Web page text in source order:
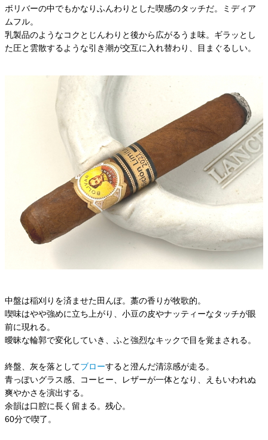
ボリバーの中でもかなりふんわりとした喫感のタッチだ。ミディア
ムフル。
乳製品のようなコクとじんわりと後から広がるうま味。ギラッとし
た圧と雲散するような引き潮が交互に入れ替わり、目まぐるしい。
中盤は稲刈りを済ませた田んぼ。藁の香りが牧歌的。
喫味はやや強めに立ち上がり、小豆の皮やナッティーなタッチが眼
前に現れる。
曖昧な輪郭で変化していき、ふと強烈なキックで目を覚まされる。
終盤、灰を落としてブローすると澄んだ清涼感が走る。
青っぽいグラス感、コーヒー、レザーが一体となり、えもいわれぬ
爽やかさを演出する。
余韻は口腔に長く留まる。残心。
60分で喫了。